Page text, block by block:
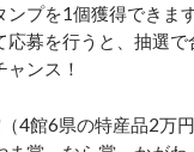
ンプを1個獲得できま
応募を行うと、抽選
ンス！
4館6県の特産品2万